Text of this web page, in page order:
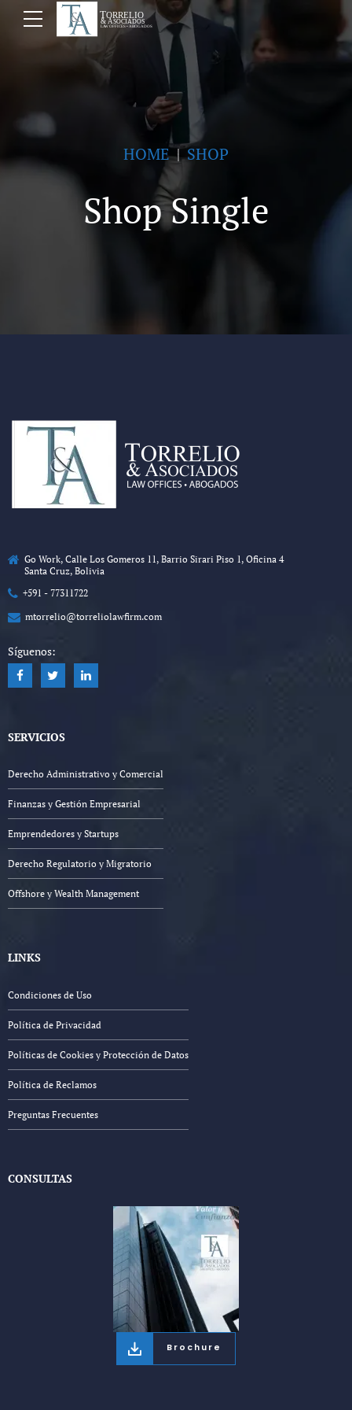
HOME SHOP
Shop Single
Go Work, Calle Los Gomeros 11, Barrio Sirari Piso 1, Oficina 4
Santa Cruz, Bolivia
+591 - 77311722
mtorrelio@torreliolawfirm.com
Síguenos:
SERVICIOS
Derecho Administrativo y Comercial
Finanzas y Gestión Empresarial
Emprendedores y Startups
Derecho Regulatorio y Migratorio
Offshore y Wealth Management
LINKS
Condiciones de Uso
Política de Privacidad
Políticas de Cookies y Protección de Datos
Política de Reclamos
Preguntas Frecuentes
CONSULTAS
Brochure